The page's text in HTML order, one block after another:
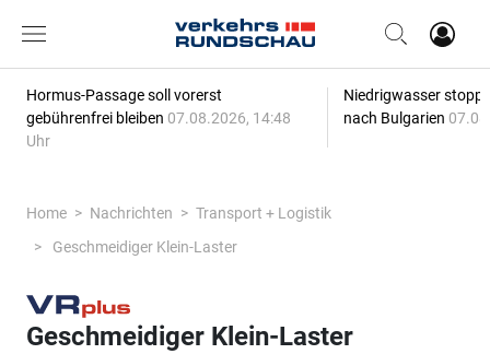
Hormus-Passage soll vorerst
gebührenfrei bleiben 07.08.2026, 14:48
Uhr
Niedrigwasser
nach Bulgarien
Home Nachrichten
Transport + Logistik
Geschmeidiger Klein-Laster
Geschmeidiger Klein-Laster